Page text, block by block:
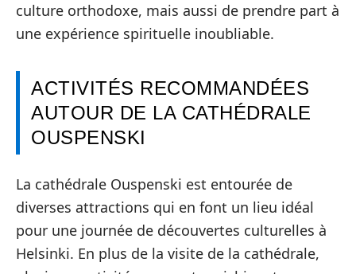
culture orthodoxe, mais aussi de prendre part à
une expérience spirituelle inoubliable.
ACTIVITÉS RECOMMANDÉES
AUTOUR DE LA CATHÉDRALE
OUSPENSKI
La cathédrale Ouspenski est entourée de
diverses attractions qui en font un lieu idéal
pour une journée de découvertes culturelles à
Helsinki. En plus de la visite de la cathédrale,